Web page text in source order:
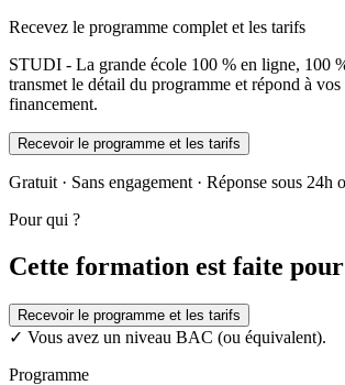
Recevez le programme complet et les tarifs
STUDI - La grande école 100 % en ligne, 100
transmet le détail du programme et répond à
financement.
Recevoir le programme et les tarifs
Gratuit · Sans engagement · Réponse sous 24h
Pour qui ?
Cette formation est faite
Recevoir le programme et les tarifs
✓ Vous avez un niveau BAC (ou équivalent).
Programme